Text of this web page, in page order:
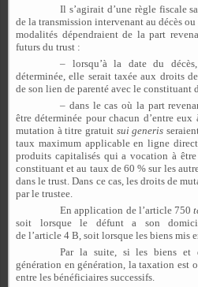
Il s’agirait d’une règle fiscale
de la transmission intervenant au décès
modalités dépendraient de la part
futurs du trust :
– lorsqu’à la date du
déterminée, elle serait taxée aux droits
de son lien de parenté avec le constituant
– dans le cas où la part
être déterminée pour chacun d’entre
mutation à titre gratuit sui generis
taux maximum applicable en ligne
produits capitalisés qui a vocation à être
constituant et au taux de 60 % sur les
dans le trust. Dans ce cas, les droits de
par le trustee.
En application de l’article 750
soit lorsque le défunt a son
de l’article 4 B, soit lorsque les biens mis
Par la suite, si les biens et
génération en génération, la taxation est
entre les bénéficiaires successifs.